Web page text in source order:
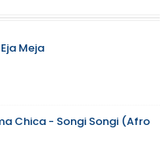
Meja
Chica - Songi Songi (Afro